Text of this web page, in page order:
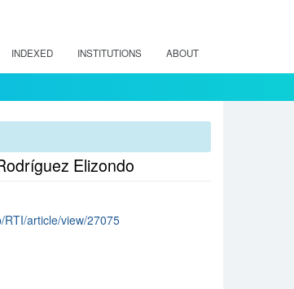
INDEXED INSTITUTIONS ABOUT
Elizondo
article/view/27075